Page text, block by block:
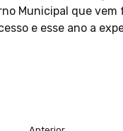
Municipal que
e esse ano a